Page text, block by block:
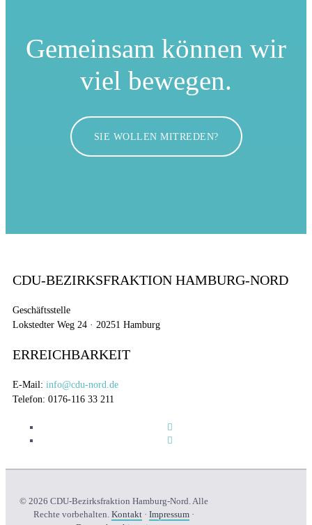
Gemeinsam können wir
viel bewegen.
SIE WOLLEN MITREDEN?
CDU-BEZIRKSFRAKTION HAMBURG-NORD
Geschäftsstelle
Lokstedter Weg 24 · 20251 Hamburg
ERREICHBARKEIT
E-Mail: info@cdu-nord.de
Telefon: 0176-116 33 211
© 2026 CDU-Bezirksfraktion Hamburg-Nord. Alle
Rechte vorbehalten. Kontakt· Impressum·